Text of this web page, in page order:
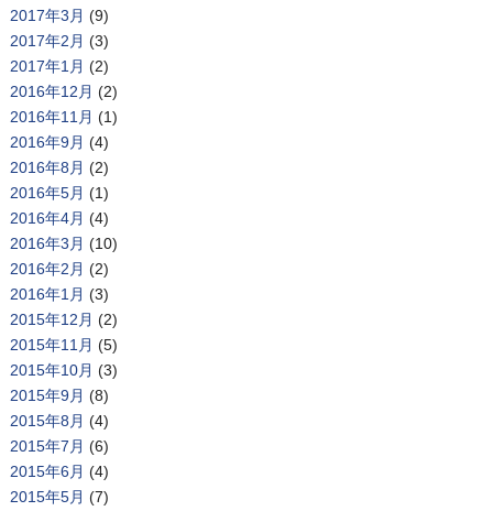
2017年3月 (9)
2017年2月 (3)
2017年1月 (2)
2016年12月 (2)
2016年11月 (1)
2016年9月 (4)
2016年8月 (2)
2016年5月 (1)
2016年4月 (4)
2016年3月 (10)
2016年2月 (2)
2016年1月 (3)
2015年12月 (2)
2015年11月 (5)
2015年10月 (3)
2015年9月 (8)
2015年8月 (4)
2015年7月 (6)
2015年6月 (4)
2015年5月 (7)